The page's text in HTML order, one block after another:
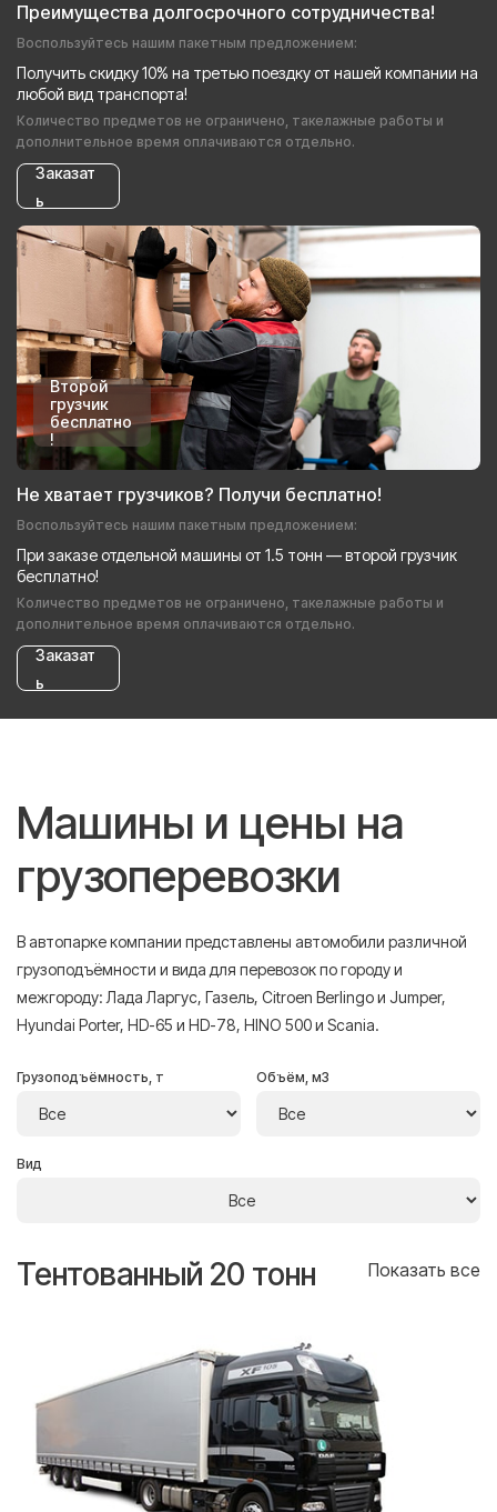
Преимущества долгосрочного сотрудничества!
Воспользуйтесь нашим пакетным предложением:
Получить скидку 10% на третью поездку от нашей компании на
любой вид транспорта!
Количество предметов не ограничено, такелажные работы и
дополнительное время оплачиваются отдельно.
Заказат
ь
Второй
грузчик
бесплатно
!
Не хватает грузчиков? Получи бесплатно!
Воспользуйтесь нашим пакетным предложением:
При заказе отдельной машины от 1.5 тонн — второй грузчик
бесплатно!
Количество предметов не ограничено, такелажные работы и
дополнительное время оплачиваются отдельно.
Заказат
ь
Машины и цены на
грузоперевозки
В автопарке компании представлены автомобили различной
грузоподъёмности и вида для перевозок по городу и
межгороду: Лада Ларгус, Газель, Citroen Berlingo и Jumper,
Hyundai Porter, HD-65 и HD-78, HINO 500 и Scania.
Грузоподъёмность, т Объём, м3
Вид
Тентованный 20 тонн Показать все